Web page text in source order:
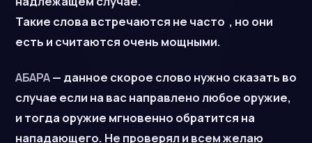
Такие слова встречаются не часто , но они
есть и считаются очень мощными.
АБАРА— данное скорое слово нужно сказать во
случае если на вас направлено любое оружие,
и тогда оружие мгновенно обратится на
нападающего. Не проверял и всем желаю